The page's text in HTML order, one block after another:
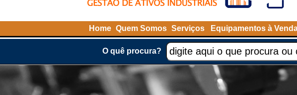
Home Quem Somos Serviços Equipamentos à
O quê procura?